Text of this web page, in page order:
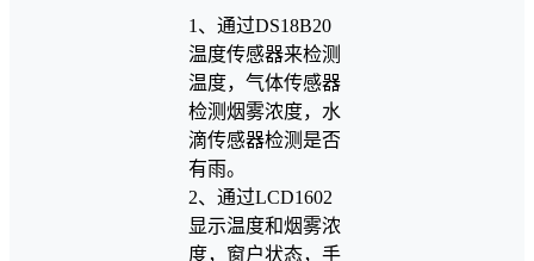
1、通过DS18B20
温度传感器来检测
温度，气体传感器
检测烟雾浓度，水
滴传感器检测是否
有雨。
2、通过LCD1602
显示温度和烟雾浓
度，窗户状态，手